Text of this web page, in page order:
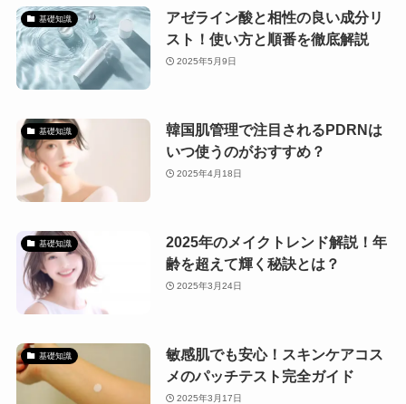
基礎知識
アゼライン酸と相性の良い成分リ
スト！使い方と順番を徹底解説
2025年5月9日
基礎知識
韓国肌管理で注目されるPDRNは
いつ使うのがおすすめ？
2025年4月18日
基礎知識
2025年のメイクトレンド解説！年
齢を超えて輝く秘訣とは？
2025年3月24日
基礎知識
敏感肌でも安心！スキンケアコス
メのパッチテスト完全ガイド
2025年3月17日